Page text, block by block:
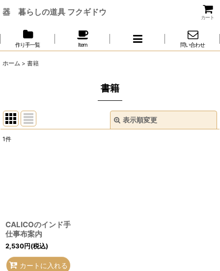
器 暮らしの道具 フクギドウ
カート
作り手一覧 Item 問い合わせ
ホーム > 書籍
書籍
表示順変更
1件
CALICOのインド手
仕事布案内
2,530円(税込)
カートに入れる